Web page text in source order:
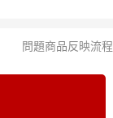
問題商品反映流程